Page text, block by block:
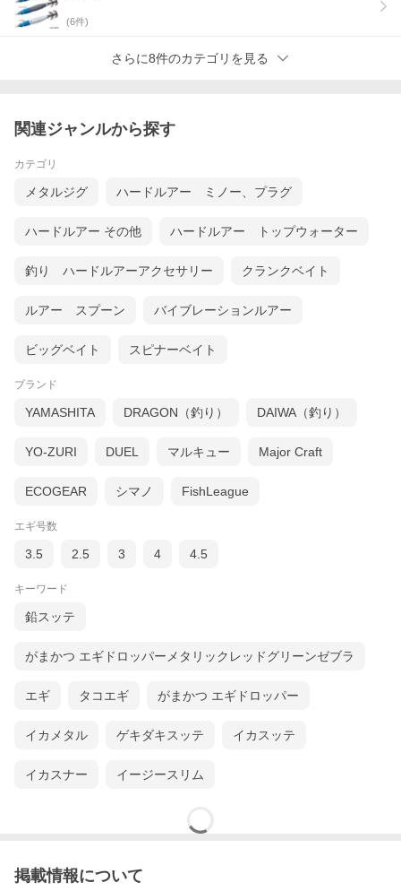
(6件)
さらに8件のカテゴリを見る
関連ジャンルから探す
カテゴリ
メタルジグ ハードルアー ミノー、プラグ
ハードルアー その他 ハードルアー トップウォーター
釣り ハードルアーアクセサリー クランクベイト
ルアー スプーン バイブレーションルアー
ビッグベイト スピナーベイト
ブランド
YAMASHITA DRAGON（釣り） DAIWA（釣り）
YO-ZURI DUEL マルキュー Major Craft
ECOGEAR シマノ FishLeague
エギ号数
3.5 2.5 3 4 4.5
キーワード
鉛スッテ
がまかつ エギドロッパーメタリックレッドグリーンゼブラ
エギ タコエギ がまかつ エギドロッパー
イカメタル ゲキダキスッテ イカスッテ
イカスナー イージースリム
掲載情報について